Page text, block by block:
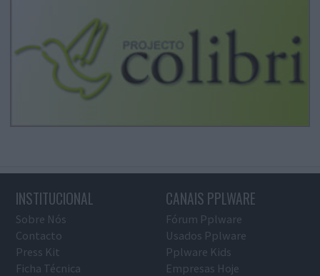
INSTITUCIONAL
Sobre Nós
Contacto
Press Kit
Ficha Técnica
CANAIS PPLWARE
Fórum Pplware
Usados Pplware
Pplware Kids
Empresas Hoje